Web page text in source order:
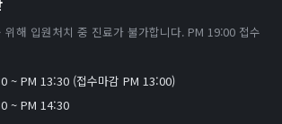
위해 입원처치 중 진료가 불가합니다. PM 19:00 접수
~ PM 13:30 (접수마감 PM 13:00)
~ PM 14:30